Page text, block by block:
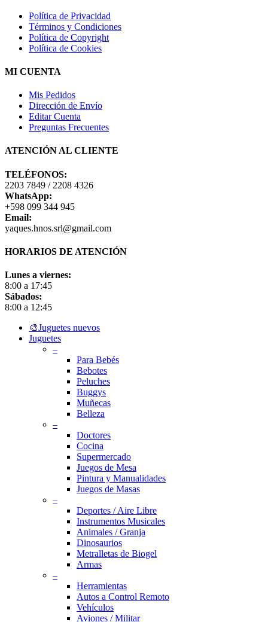
Política de Privacidad
Términos y Condiciones
Política de Copyright
Política de Cookies
MI CUENTA
Mis Pedidos
Dirección de Envío
Editar Cuenta
Preguntas Frecuentes
ATENCIÓN AL CLIENTE
TELÉFONOS:
2203 7849 / 2208 4326
WhatsApp:
+598 099 344 945
Email:
yaques.hnos.srl@gmail.com
HORARIOS DE ATENCIÓN
Lunes a viernes:
8:00 a 17:45
Sábados:
8:00 a 12:45
Close
Menu
🎨Juguetes nuevos
Juguetes
–
Para Bebés
Bebotes
Peluches
Buggys
Muñecas
Belleza
–
Doctores
Cocina
Supermercado
Juegos de Mesa
Pintura y Manualidades
Juegos de Masas
–
Deportes / Aire Libre
Instrumentos Musicales
Animales / Granja
Dinosaurios
Metralletas de Biogel
Armas
–
Herramientas
Autos a Control Remoto
Vehículos
Aviones / Militar